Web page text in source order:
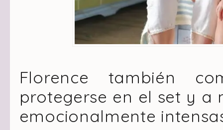
Florence también
protegerse en el set y a
emocionalmente